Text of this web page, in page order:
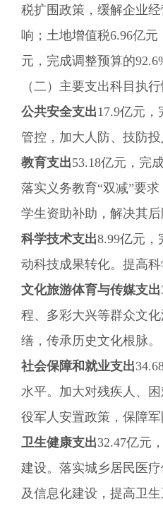
税扩围政策，缓解企业经
响；土地增值税6.96亿元
元，完成调整预算的
（二）主要支出科目执行
公共安全支出17.9亿元，
管控，加大人防、技防
教育支出53.18亿元，完
落实义务教育“双减”要
学生资助补助，解决其后
科学技术支出8.99亿元，
动科技成果转化。 提高
文化旅游体育与传媒支出
程、多彩大兴等群众文
缮，传承历史文化根脉。
社会保障和就业支出3
水平。加大对残疾人、
役军人安置政策，保障
卫生健康支出32.47亿元
建设。 落实城乡居民医疗
及信息化建设，提高卫生